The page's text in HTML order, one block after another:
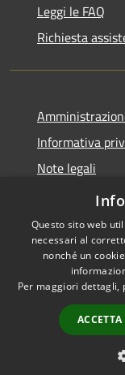
Leggi le FAQ
Richiesta
Informativa
Note legali
Dichiarazione
Accessibilità
Questo sito web
necessari al
nonché un
Per maggiori dettagli,